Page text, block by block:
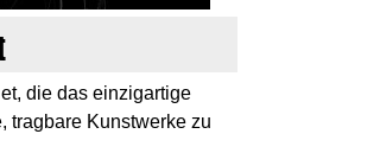
die das einzigartige
tragbare Kunstwerke zu